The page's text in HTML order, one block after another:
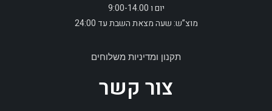
יום ו 9:00-14.00
מוצ”ש: שעה מצאת השבת עד 24:00
תקנון ומדיניות משלוחים
צור קשר